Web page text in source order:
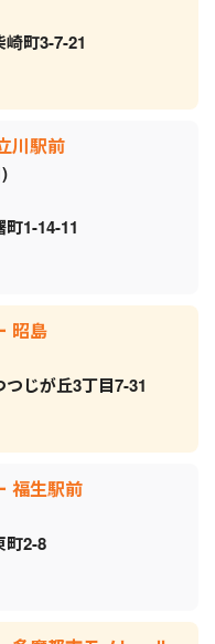
町3-7-21
川駅前
1-14-11
昭島
じが丘3丁目7-31
福生駅前
町2-8